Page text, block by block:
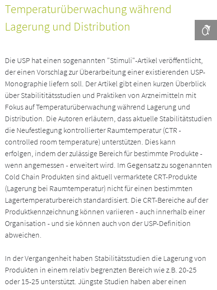
Temperaturüberwachung während
Lagerung und Distribution
Die USP hat einen sogenannten "Stimuli"-Artikel veröffentlicht,
der einen Vorschlag zur Überarbeitung einer existierenden USP-
Monographie liefern soll. Der Artikel gibt einen kurzen Überblick
über Stabilititätsstudien und Praktiken von Arzneimitteln mit
Fokus auf Temperaturüberwachung während Lagerung und
Distribution. Die Autoren erläutern, dass aktuelle Stabilitätstudien
die Neufestlegung kontrollierter Raumtemperatur (CTR -
controlled room temperature) unterstützen. Dies kann
erfolgen, indem der zulässige Bereich für bestimmte Produkte -
wenn angemessen - erweitert wird. Im Gegensatz zu sogenannten
Cold Chain Produkten sind aktuell vermarktete CRT-Produkte
(Lagerung bei Raumtemperatur) nicht für einen bestimmten
Lagertemperaturbereich standardisiert. Die CRT-Bereiche auf der
Produktkennzeichnung können variieren - auch innerhalb einer
Organisation - und sie können auch von der USP-Definition
abweichen.
In der Vergangenheit haben Stabilitätsstudien die Lagerung von
Produkten in einem relativ begrenzten Bereich wie z.B. 20-25
oder 15-25 unterstützt. Jüngste Studien haben aber einen